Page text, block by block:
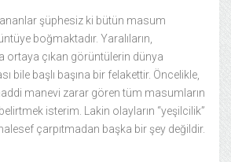
şüphesiz ki bütün masum
boğmaktadır. Yaralıların,
ortaya çıkan görüntülerin dünya
bile başlı başına bir felakettir. Öncelikle,
manevi zarar gören tüm masumların
belirtmek isterim. Lakin olayların “yeşilcilik”
çarpıtmadan başka bir şey değildir.